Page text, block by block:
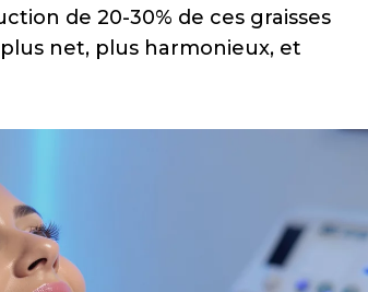
de 20-30% de ces graisses
plus net, plus harmonieux, et